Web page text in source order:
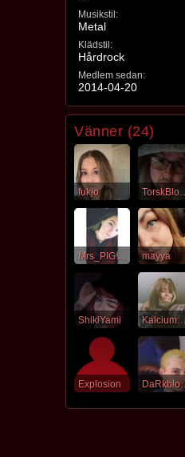
Musikstil:
Metal
Klädstil:
Hårdrock
Medlem sedan:
2014-04-20
Vänner (24)
fukjo
Mrs_PIGGY mayya
ShikiYami
Explosion